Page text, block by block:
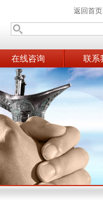
返回首页
在线咨询 联系